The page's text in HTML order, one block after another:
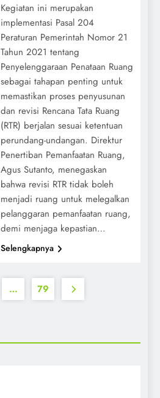
Kegiatan ini merupakan
implementasi Pasal 204
Peraturan Pemerintah Nomor 21
Tahun 2021 tentang
Penyelenggaraan Penataan Ruang
sebagai tahapan penting untuk
memastikan proses penyusunan
dan revisi Rencana Tata Ruang
(RTR) berjalan sesuai ketentuan
perundang-undangan. Direktur
Penertiban Pemanfaatan Ruang,
Agus Sutanto, menegaskan
bahwa revisi RTR tidak boleh
menjadi ruang untuk melegalkan
pelanggaran pemanfaatan ruang,
demi menjaga kepastian…
Selengkapnya
… 79